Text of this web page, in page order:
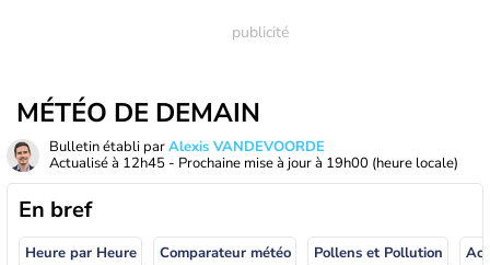
MÉTÉO DE DEMAIN
Bulletin établi parAlexis VANDEVOORDE
Actualisé à 12h45 - Prochaine mise à jour à 19h00 (heure locale)
En bref
Heure par Heure Comparateur météo Pollens et Pollution